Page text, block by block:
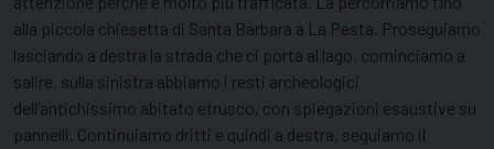
alla piccola chiesetta di Santa Barbara a La Pesta. Proseguiamo
lasciando a destra la strada che ci porta al lago, cominciamo a
salire, sulla sinistra abbiamo i resti archeologici
dell’antichissimo abitato etrusco, con spiegazioni esaustive su
pannelli. Continuiamo dritti e quindi a destra, seguiamo il